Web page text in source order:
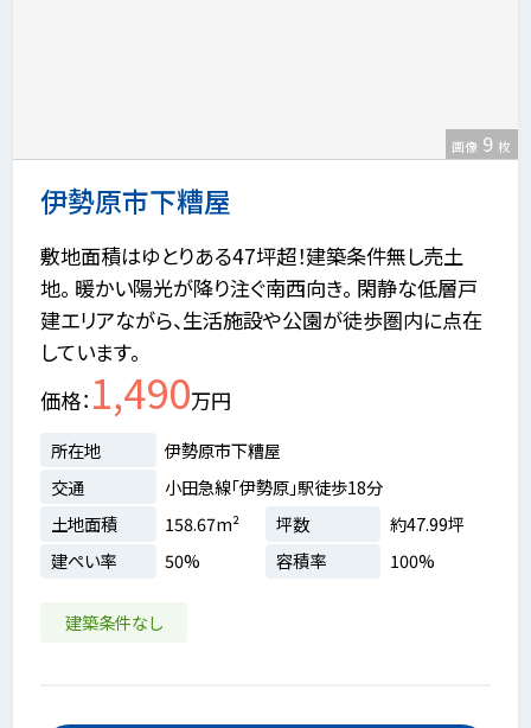
伊勢原市下糟屋
画像 9 枚
敷地面積はゆとりある47坪超！建築条件無し売土
地。 暖かい陽光が降り注ぐ南西向き。 閑静な低層戸
建エリアながら、生活施設や公園が徒歩圏内に点在
しています。
価格 1,490万円
所在地
伊勢原市下糟屋
交通
小田急線「伊勢原」駅徒歩18分
土地面積
158.67m² 坪数
約47.99坪
建ぺい率
50% 容積率 100%
建築条件なし